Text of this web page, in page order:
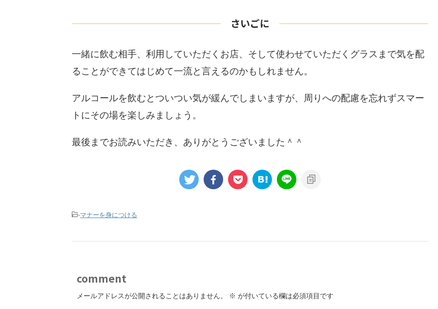
さいごに
一緒に飲む相手、利用していただくお店、そして使わせていただくグラスまで気を配
ることができてはじめて一流と言えるのかもしれません。
アルコールを飲むとついつい気が緩んでしまいますが、周りへの配慮を忘れずスマー
トにその場を楽しみましょう。
最後までお読みいただき、ありがとうございました＾＾
-マナーを身につける
comment
メールアドレスが公開されることはありません。 ※ が付いている欄は必須項目です